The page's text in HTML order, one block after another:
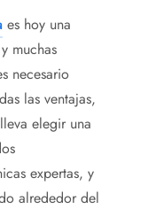
es hoy una
muchas
necesario
las ventajas,
elegir una
expertas, y
alrededor del